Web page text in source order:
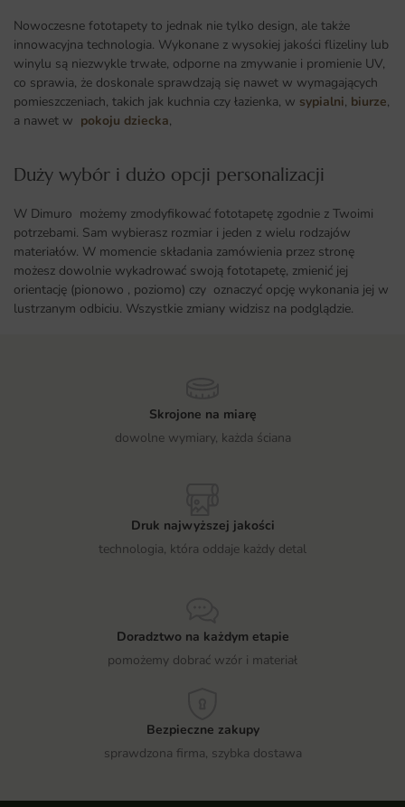
Nowoczesne fototapety to jednak nie tylko design, ale także
innowacyjna technologia. Wykonane z wysokiej jakości flizeliny lub
winylu są niezwykle trwałe, odporne na zmywanie i promienie UV,
co sprawia, że doskonale sprawdzają się nawet w wymagających
pomieszczeniach, takich jak kuchnia czy łazienka, w sypialni, biurze,
a nawet w pokoju dziecka,
Duży wybór i dużo opcji personalizacji ​
W Dimuro możemy zmodyfikować fototapetę zgodnie z Twoimi
potrzebami. Sam wybierasz rozmiar i jeden z wielu rodzajów
materiałów. W momencie składania zamówienia przez stronę
możesz dowolnie wykadrować swoją fototapetę, zmienić jej
orientację (pionowo , poziomo) czy oznaczyć opcję wykonania jej w
lustrzanym odbiciu. Wszystkie zmiany widzisz na podglądzie.
Skrojone na miarę
dowolne wymiary, każda ściana
Druk najwyższej jakości
technologia, która oddaje każdy detal
Doradztwo na każdym etapie
pomożemy dobrać wzór i materiał
Bezpieczne zakupy
sprawdzona firma, szybka dostawa